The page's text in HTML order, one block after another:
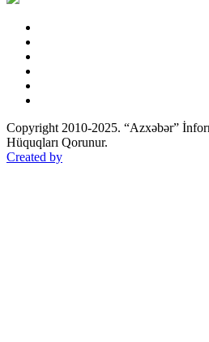
Copyright 2010-2025. “Azxəbər”
Hüquqları Qorunur.
Created by